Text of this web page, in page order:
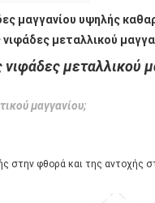
μαγγανίου υψηλής
μεταλλικού
μεταλλικού
μαγγανίου;
στην φθορά και της αντοχής